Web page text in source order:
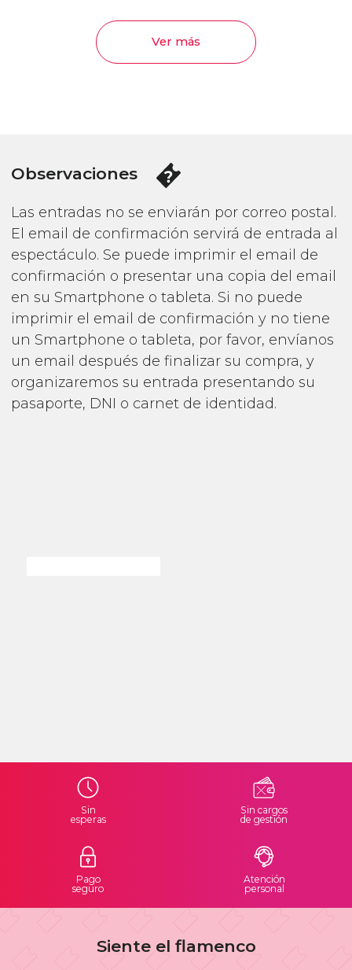
Ver más
Observaciones
Las entradas no se enviarán por correo postal.
El email de confirmación servirá de entrada al
espectáculo. Se puede imprimir el email de
confirmación o presentar una copia del email
en su Smartphone o tableta. Si no puede
imprimir el email de confirmación y no tiene
un Smartphone o tableta, por favor, envíanos
un email después de finalizar su compra, y
organizaremos su entrada presentando su
pasaporte, DNI o carnet de identidad.
Sin
esperas
Sin cargos
de gestión
Pago
seguro
Atención
personal
Siente el flamenco